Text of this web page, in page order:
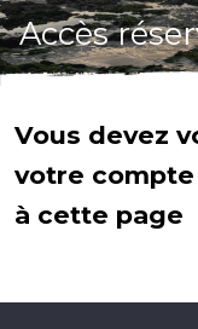
Accès
Vous devez
votre
à cette page